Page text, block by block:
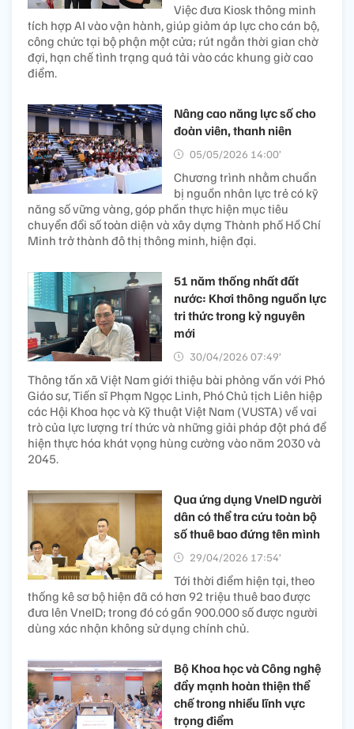
Việc đưa Kiosk thông minh
tích hợp AI vào vận hành, giúp giảm áp lực cho cán bộ,
công chức tại bộ phận một cửa; rút ngắn thời gian chờ
đợi, hạn chế tình trạng quá tải vào các khung giờ cao
điểm.
Nâng cao năng lực số cho
đoàn viên, thanh niên
05/05/2026 14:00’
Chương trình nhằm chuẩn
bị nguồn nhân lực trẻ có kỹ
năng số vững vàng, góp phần thực hiện mục tiêu
chuyển đổi số toàn diện và xây dựng Thành phố Hồ Chí
Minh trở thành đô thị thông minh, hiện đại.
51 năm thống nhất đất
nước: Khơi thông nguồn lực
tri thức trong kỷ nguyên
mới
30/04/2026 07:49’
Thông tấn xã Việt Nam giới thiệu bài phỏng vấn với Phó
Giáo sư, Tiến sĩ Phạm Ngọc Linh, Phó Chủ tịch Liên hiệp
các Hội Khoa học và Kỹ thuật Việt Nam (VUSTA) về vai
trò của lực lượng trí thức và những giải pháp đột phá để
hiện thực hóa khát vọng hùng cường vào năm 2030 và
2045.
Qua ứng dụng VneID người
dân có thể tra cứu toàn bộ
số thuê bao đứng tên mình
29/04/2026 17:54’
Tới thời điểm hiện tại, theo
thống kê sơ bộ hiện đã có hơn 92 triệu thuê bao được
đưa lên VneID; trong đó có gần 900.000 số được người
dùng xác nhận không sử dụng chính chủ.
Bộ Khoa học và Công nghệ
đẩy mạnh hoàn thiện thể
chế trong nhiều lĩnh vực
trọng điểm